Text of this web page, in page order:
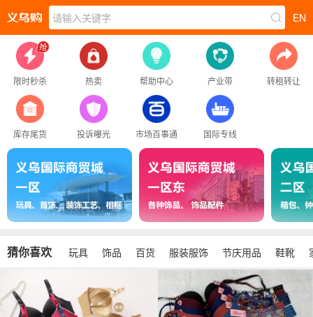
请输入关键字 EN
限时秒杀
库存尾货
热卖
投诉曝光
帮助中心
市场百事通
产业带
国际专线
转租转让
猜你喜欢 玩具 饰品 百货 服装服饰 节庆用品 鞋靴